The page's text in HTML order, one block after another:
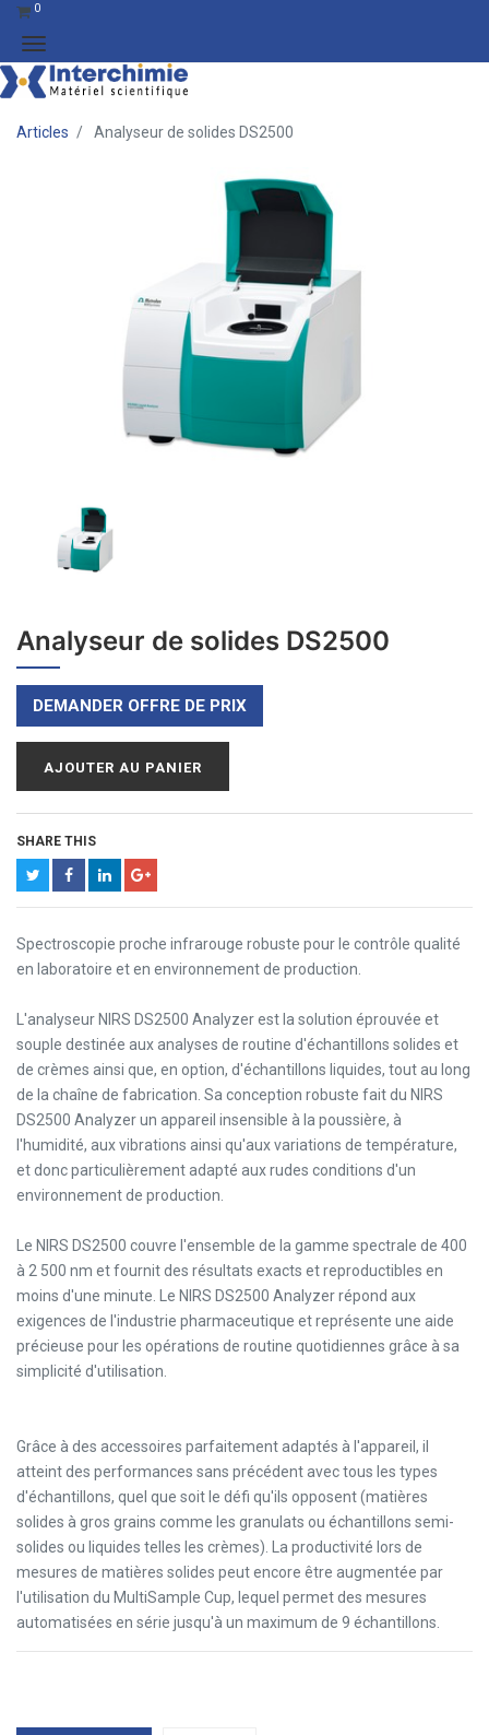
0
Articles Analyseur de solides DS2500
Analyseur de solides DS2500
DEMANDER OFFRE DE PRIX
AJOUTER AU PANIER
SHARE THIS
Spectroscopie proche infrarouge robuste pour le contrôle qualité
en laboratoire et en environnement de production.
L'analyseur NIRS DS2500 Analyzer est la solution éprouvée et
souple destinée aux analyses de routine d'échantillons solides et
de crèmes ainsi que, en option, d'échantillons liquides, tout au long
de la chaîne de fabrication. Sa conception robuste fait du NIRS
DS2500 Analyzer un appareil insensible à la poussière, à
l'humidité, aux vibrations ainsi qu'aux variations de température,
et donc particulièrement adapté aux rudes conditions d'un
environnement de production.
Le NIRS DS2500 couvre l'ensemble de la gamme spectrale de 400
à 2 500 nm et fournit des résultats exacts et reproductibles en
moins d'une minute. Le NIRS DS2500 Analyzer répond aux
exigences de l'industrie pharmaceutique et représente une aide
précieuse pour les opérations de routine quotidiennes grâce à sa
simplicité d'utilisation.
Grâce à des accessoires parfaitement adaptés à l'appareil, il
atteint des performances sans précédent avec tous les types
d'échantillons, quel que soit le défi qu'ils opposent (matières
solides à gros grains comme les granulats ou échantillons semi-
solides ou liquides telles les crèmes). La productivité lors de
mesures de matières solides peut encore être augmentée par
l'utilisation du MultiSample Cup, lequel permet des mesures
automatisées en série jusqu'à un maximum de 9 échantillons.